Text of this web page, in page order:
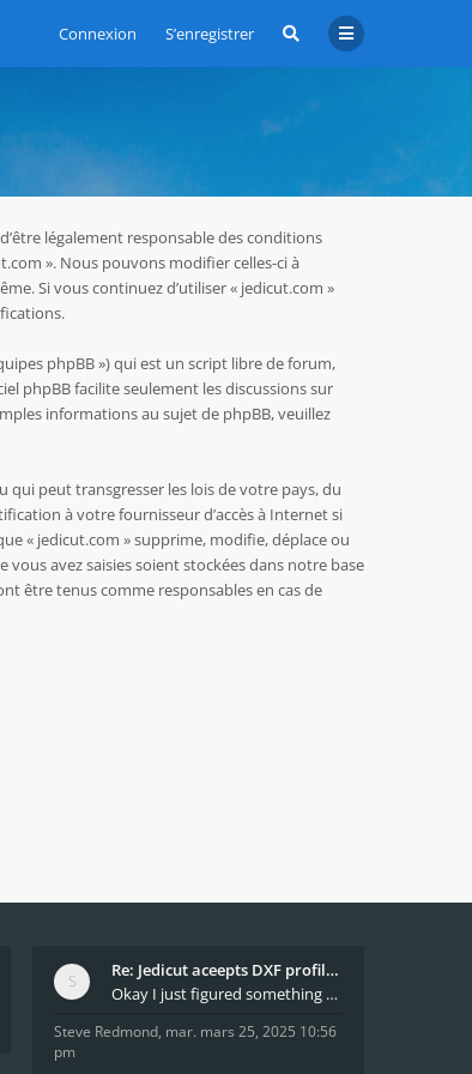
Connexion S’enregistrer
légalement responsable des conditions
». Nous pouvons modifier celles-ci à
Si vous continuez d’utiliser « jedicut.com »
phpBB ») qui est un script libre de forum,
phpBB facilite seulement les discussions sur
informations au sujet de phpBB, veuillez
peut transgresser les lois de votre pays, du
à votre fournisseur d’accès à Internet si
« jedicut.com » supprime, modifie, déplace ou
avez saisies soient stockées dans notre base
être tenus comme responsables en cas de
Re: Jedicut aceepts DXF profile, but It won't cut
Okay I just figured something out. The profile p
Steve Redmond, mar. mars 25, 2025 10:56
pm